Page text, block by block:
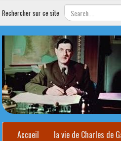
Rechercher sur ce site
Accueil la vie de Charles de